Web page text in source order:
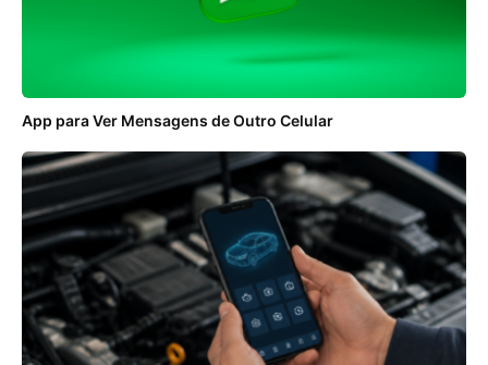
App para Ver Mensagens de Outro Celular